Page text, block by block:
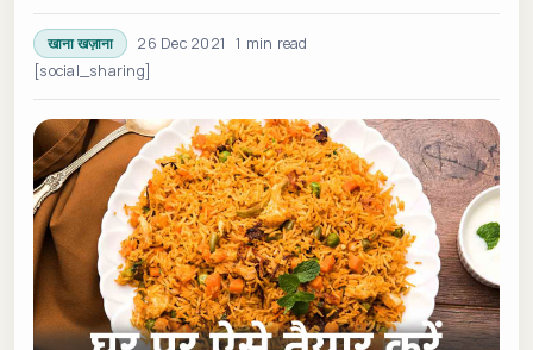
खाना खज़ाना 26 Dec 2021 1 min read
[social_sharing]